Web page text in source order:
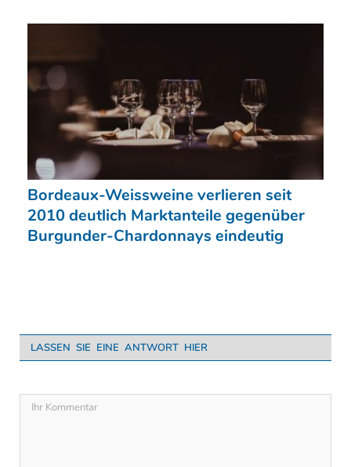
Bordeaux-Weissweine verlieren seit
2010 deutlich Marktanteile gegenüber
Burgunder-Chardonnays eindeutig
LASSEN SIE EINE ANTWORT HIER